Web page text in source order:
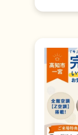
みな
て桧家
は、
てる
ム。 なんと、24時間365日、家全
体
そし
No,1
も安い！ 「家中
ぱな